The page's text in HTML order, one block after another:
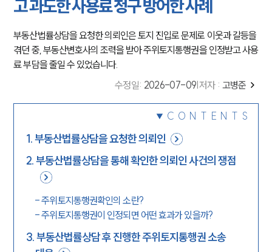
고 과도한 사용료 청구 방어한 사례
부동산법률상담을 요청한 의뢰인은 토지 진입로 문제로 이웃과 갈등을
겪던 중, 부동산변호사의 조력을 받아 주위토지통행권을 인정받고 사용
료 부담을 줄일 수 있었습니다.
수정일: 2026-07-09 저자 : 고병준
CONTENTS
1.부동산법률상담을 요청한 의뢰인
2.부동산법률상담을 통해 확인한 의뢰인 사건의 쟁점
-주위토지통행권확인의 소란?
-주위토지통행권이 인정되면 어떤 효과가 있을까?
3.부동산법률상담 후 진행한 주위토지통행권 소송